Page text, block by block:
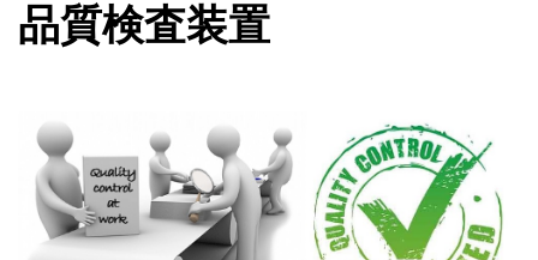
品質検査装置